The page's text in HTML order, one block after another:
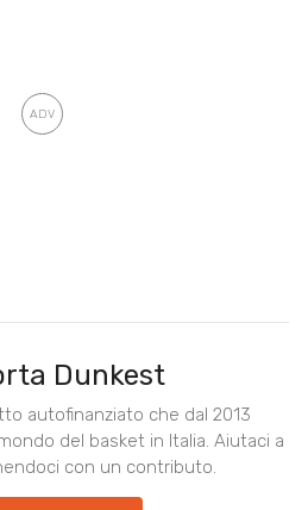
Dunkest
autofinanziato che dal 2013
del basket in Italia. Aiutaci a
con un contributo.